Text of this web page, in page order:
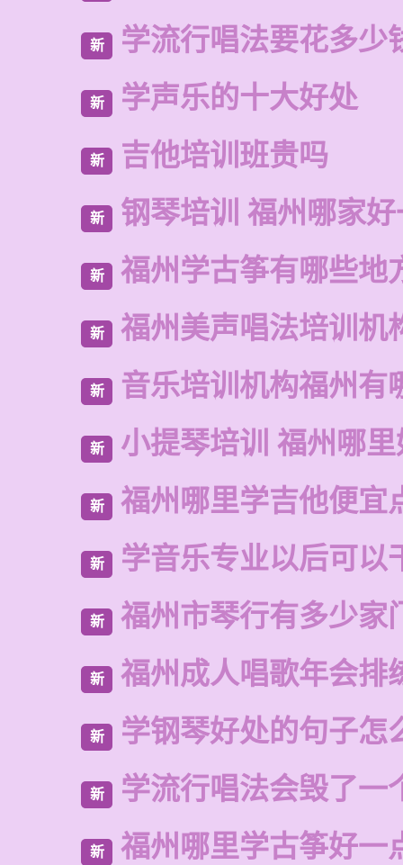
新 学流行唱法要花多少
新 学声乐的十大好处
新 吉他培训班贵吗
新 钢琴培训 福州哪家
新 福州学古筝有哪些地
新 福州美声唱法培训机
新 音乐培训机构福州有
新 小提琴培训 福州哪
新 福州哪里学吉他便宜
新 学音乐专业以后可以
新 福州市琴行有多少家
新 福州成人唱歌年会排
新 学钢琴好处的句子怎
新 学流行唱法会毁了一
新 福州哪里学古筝好一